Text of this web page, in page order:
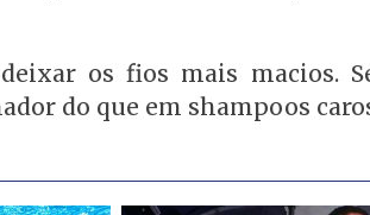
os fios mais macios.
do que em shampoos